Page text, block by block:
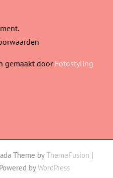
gemaakt door Fotostyling
Theme byThemeFusion |
byWordPress